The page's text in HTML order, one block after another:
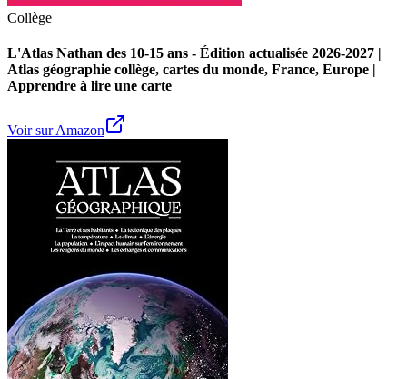
Collège
L'Atlas Nathan des 10-15 ans - Édition actualisée 2026-2027 |
Atlas géographie collège, cartes du monde, France, Europe |
Apprendre à lire une carte
Voir sur Amazon